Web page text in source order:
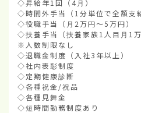
◇昇給年1回（4月）
◇時間外手当（1分単位で全額支
◇役職手当（月2万円～5万円）
◇扶養手当（扶養家族1人目月1
※人数制限なし
◇退職金制度（入社3年以上）
◇社内表彰制度
◇定期健康診断
◇各種祝金/祝品
◇各種見舞金
◇短時間勤務制度あり